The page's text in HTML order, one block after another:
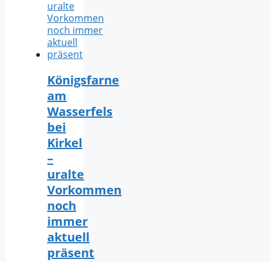
Königsfarne
am
Wasserfels
bei
Kirkel
–
uralte
Vorkommen
noch
immer
aktuell
präsent